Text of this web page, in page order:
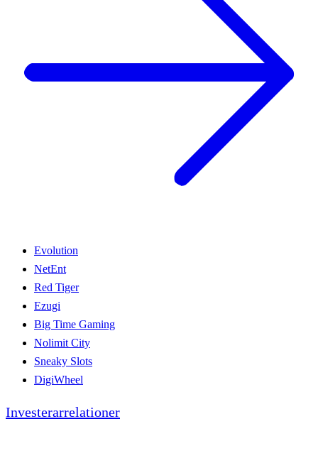
Evolution
NetEnt
Red Tiger
Ezugi
Big Time Gaming
Nolimit City
Sneaky Slots
DigiWheel
Investerarrelationer